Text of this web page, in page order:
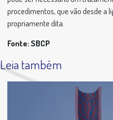
procedimentos, que vão desde a
propriamente dita.
Fonte: SBCP
Leia também